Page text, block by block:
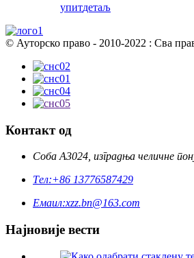
упитдетаљ
© Ауторско право - 2010-2022 : Сва
Контакт од
Соба А3024, изградња челичне
Тел:+86 13776587429
Емаил:xzz.bn@163.com
Најновије вести